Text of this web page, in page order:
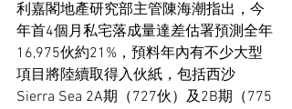
利嘉閣地產研究部主管陳海潮指出，今
年首4個月私宅落成量達差估署預測全年
16,975伙約21%，預料年內有不少大型
項目將陸續取得入伙紙，包括西沙
Sierra Sea 2A期（727伙）及2B期（775